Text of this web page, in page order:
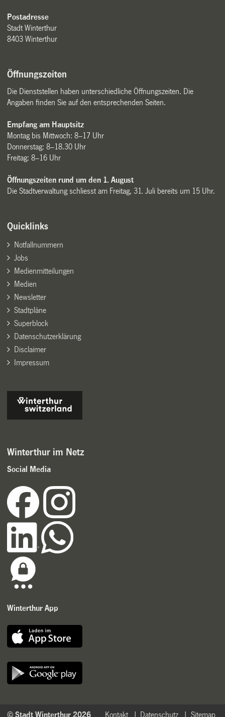
Postadresse
Stadt Winterthur
8403 Winterthur
Öffnungszeiten
Die Dienststellen haben unterschiedliche Öffnungszeiten. Die
Angaben finden Sie auf den entsprechenden Seiten.
Empfang am Hauptsitz
Montag bis Mittwoch: 8–17 Uhr
Donnerstag: 8–18.30 Uhr
Freitag: 8–16 Uhr
Öffnungszeiten rund um den 1. August
Die Stadtverwaltung schliesst am Freitag, 31. Juli bereits um 15 Uhr.
Quicklinks
Notfallnummern
Jobs
Medienmitteilungen
Medien
Newsletter
Stadtpläne
Superblock
Datenschutzerklärung
Disclaimer
Impressum
Winterthur im Netz
Social Media
Winterthur App
Sitemap
Datenschutz
Kontakt
© Stadt Winterthur 2026